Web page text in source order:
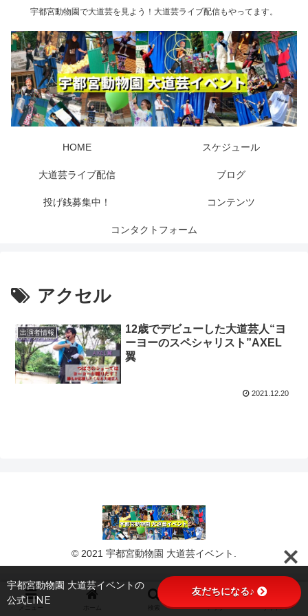
宇都宮動物園で大道芸を見よう！大道芸ライブ配信もやってます。
HOME スケジュール
大道芸ライブ配信 ブログ
投げ銭募集中！ コンテンツ
コンタクトフォーム
アクセル
出演者情報
12歳でデビューした大道芸人“ヨ
ーヨーのスペシャリスト”AXEL
翼
2021.12.20
© 2021 宇都宮動物園 大道芸イベント.
トップ サイドバー
宇都宮動物園 大道芸イベントの
公式LINE
友だちになる♪